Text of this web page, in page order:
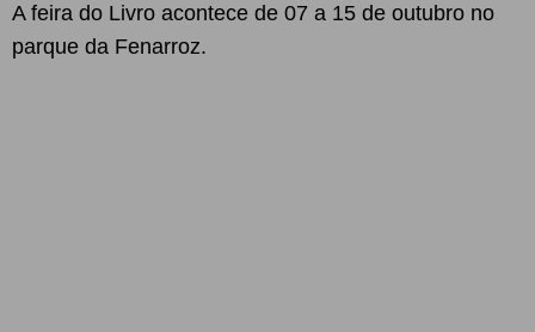
A feira do Livro acontece de 07 a 15 de outubro no
parque da Fenarroz.